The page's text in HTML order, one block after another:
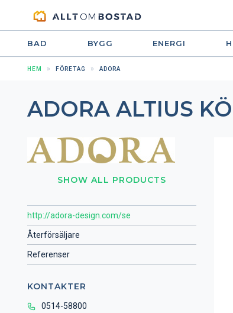
BAD BYGG ENERGI
HEM FÖRETAG ADORA
ADORA ALTIUS
SHOW ALL PRODUCTS
http://adora-design.com/se
Återförsäljare
Referenser
KONTAKTER
0514-58800